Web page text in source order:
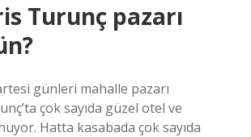
Turunç pazarı
günleri mahalle pazarı
çok sayıda güzel otel ve
Hatta kasabada çok sayıda